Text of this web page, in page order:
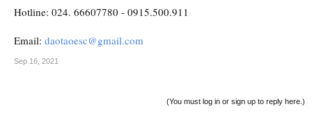
Hotline: 024. 66607780 - 0915.500.911
Email: daotaoesc@gmail.com
Sep 16, 2021
(You must log in or sign up to reply here.)